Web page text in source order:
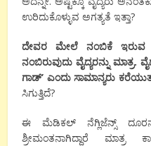
ಉರಿದುಕೊಳ್ಳುವ ಅಗತ್ಯತೆ ಇತ್ತಾ?
ದೇವರ ಮೇಲೆ ನಂಬಿಕೆ ಇರುವ
ನಂಬಿರುವುದು ವೈದ್ಯರನ್ನು ಮಾತ್ರ.
ಗಾಡ್’ ಎಂದು ಸಾಮಾನ್ಯರು
ಸಿಗುತ್ತಿದೆ?
ಈ ಮೆಡಿಕಲ್ ನೆಗ್ಲಿಜೆನ್ಸ್
ಶ್ರೀಮಂತನಾಗಿದ್ದಾರೆ ಮಾತ್ರ